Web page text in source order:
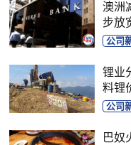
澳洲
步放
公司
锂业
料锂
公司
巴奴